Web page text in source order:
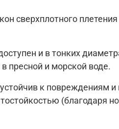
сверхплотного
и в тонких
пресной и морской воде.
к повреждениям
(благодаря